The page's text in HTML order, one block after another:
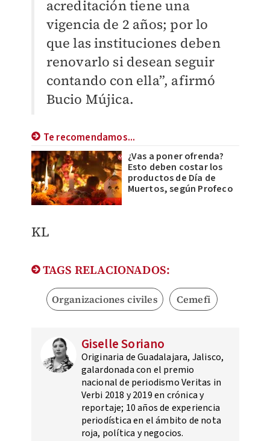
acreditación tiene una
vigencia de 2 años; por lo
que las instituciones deben
renovarlo si desean seguir
contando con ella”, afirmó
Bucio Mújica.
Te recomendamos...
¿Vas a poner ofrenda?
Esto deben costar los
productos de Día de
Muertos, según Profeco
KL
TAGS RELACIONADOS:
Organizaciones civiles Cemefi
Giselle Soriano
Originaria de Guadalajara, Jalisco,
galardonada con el premio
nacional de periodismo Veritas in
Verbi 2018 y 2019 en crónica y
reportaje; 10 años de experiencia
periodística en el ámbito de nota
roja, política y negocios.